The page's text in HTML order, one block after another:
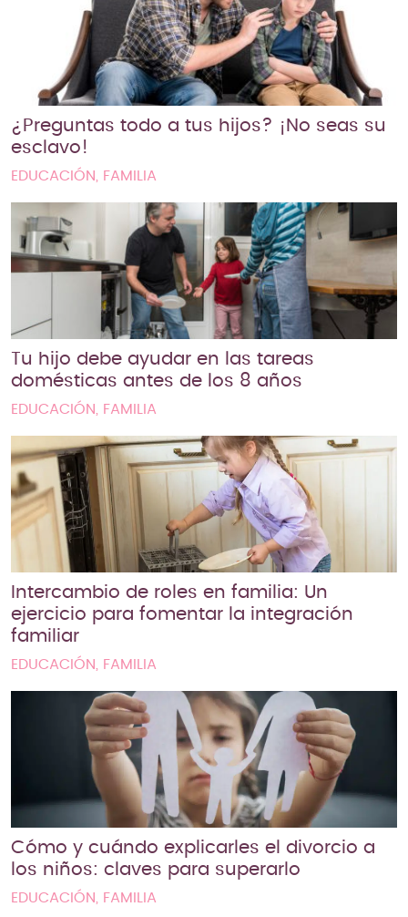
¿Preguntas todo a tus hijos? ¡No seas su
esclavo!
EDUCACIÓN, FAMILIA
Tu hijo debe ayudar en las tareas
domésticas antes de los 8 años
EDUCACIÓN, FAMILIA
Intercambio de roles en familia: Un
ejercicio para fomentar la integración
familiar
EDUCACIÓN, FAMILIA
Cómo y cuándo explicarles el divorcio a
los niños: claves para superarlo
EDUCACIÓN, FAMILIA